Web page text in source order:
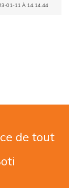
01-11 À 14.14.44
de tout